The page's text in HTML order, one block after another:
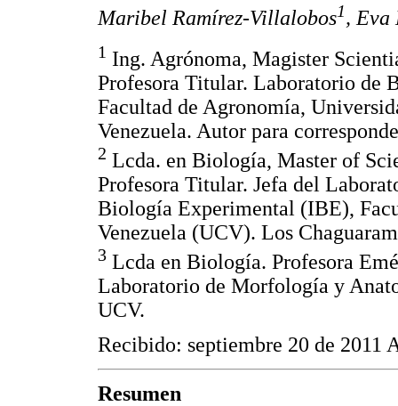
Maribel Ramírez-Villalobos1, Eva
1 Ing. Agrónoma, Magister
Profesora Titular. Laboratorio de
Facultad de Agronomía,
Venezuela. Autor para
2 Lcda. en Biología, Master of
Profesora Titular. Jefa del
Biología Experimental (IBE),
Venezuela (UCV). Los
3 Lcda en Biología. Profesora
Laboratorio de Morfología y
UCV.
Recibido: septiembre 20 de 2011
Resumen